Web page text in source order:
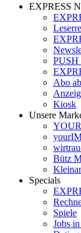
EXPRESS
PUSH
Abo
Kiosk
Unsere
Bütz
Specials
Spiele
Jobs